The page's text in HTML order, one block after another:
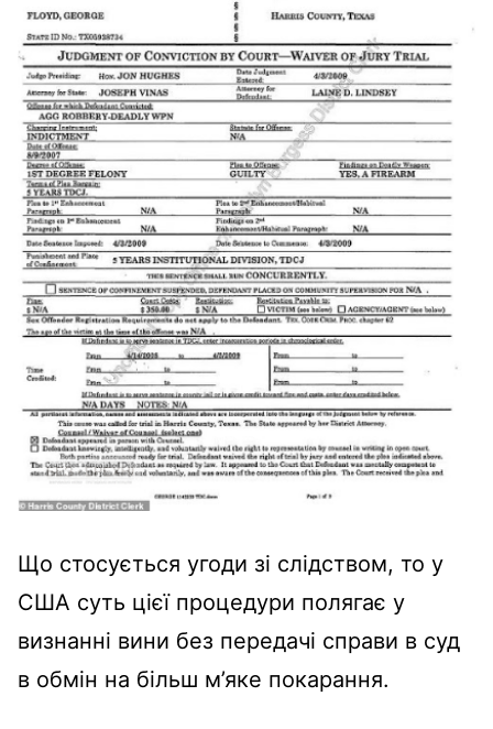
Що стосується угоди зі слідством, то у
США суть цієї процедури полягає у
визнанні вини без передачі справи в суд
в обмін на більш м’яке покарання.